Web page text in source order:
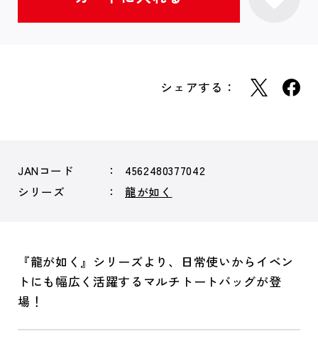
シェアする：
JANコード
4562480377042
シリーズ
龍が如く
『龍が如く』シリーズより、日常使いからイベン
トにも幅広く活躍するマルチトートバッグが登
場！